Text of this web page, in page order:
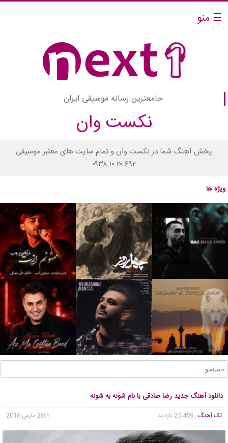
☰ منو
جامعترین رسانه موسیقی ایران
نکست وان
پخش آهنگ شما در نکست وان و تمام سایت های معتبر موسیقی
۰۹۳۸ ۱۰ ۲۰ ۶۹۲
ویژه ها
دانلود آهنگ جدید رضا صادقی با نام شونه به شونه
تک آهنگ , 25,459 بازدید 26th مارس 2016